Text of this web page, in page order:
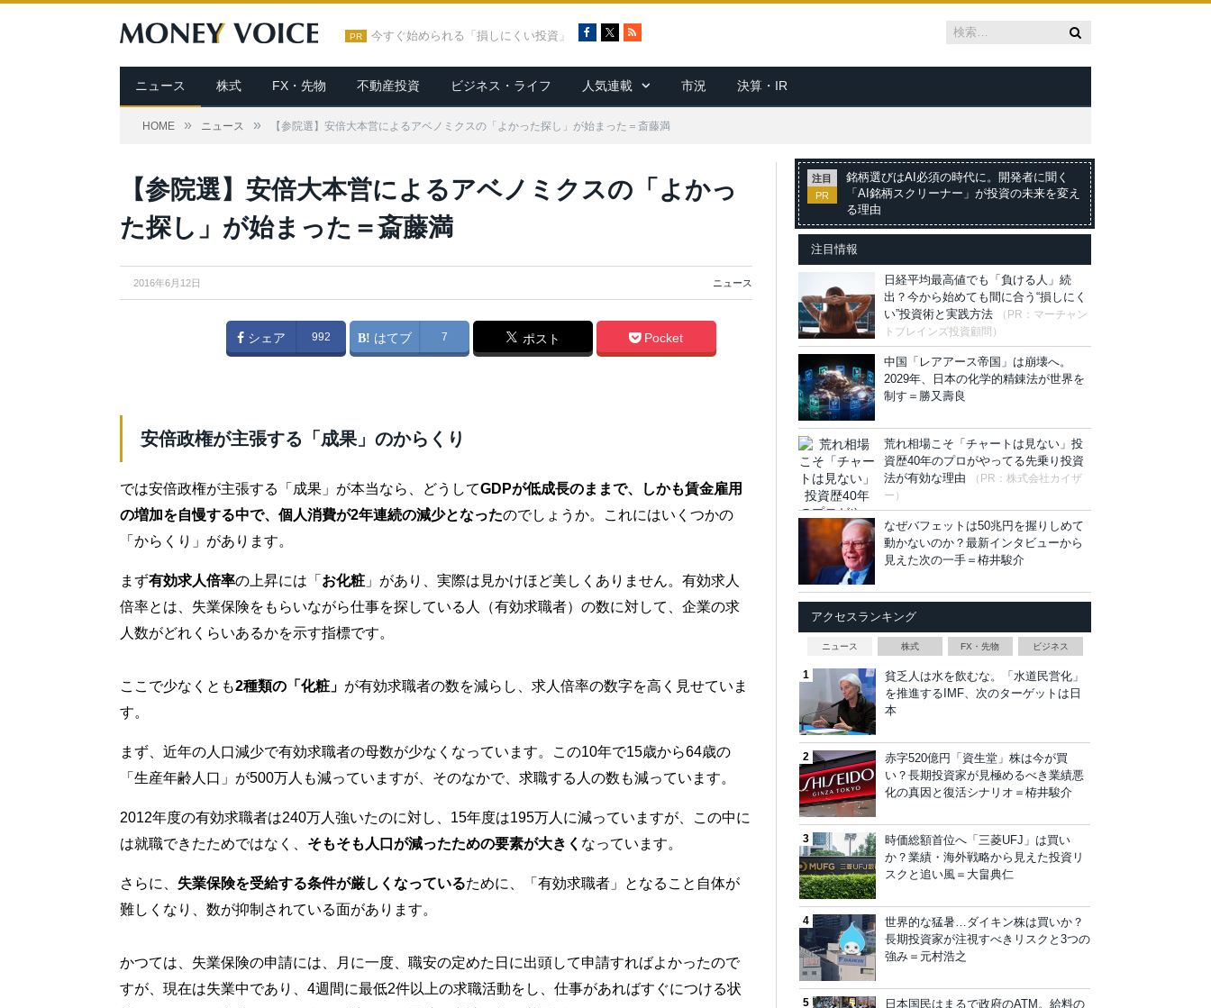
PR 今すぐ始められる「損しにくい投資」
c
e
b
o
R
S
ニュース 株式 FX・先物 不動産投資 ビジネス・ライフ 人気連載 市況 決算・IR
HOME » ニュース » 【参院選】安倍大本営によるアベノミクスの「よかった探し」が始まった＝斎藤満
From首相官邸ホームページ
【参院選】安倍大本営によるアベノミクスの「よかっ
た探し」が始まった＝斎藤満
2016年6月12日 ニュース
シェア 992 はてブ 7 ポスト Pocket
安倍政権が主張する「成果」のからくり
では安倍政権が主張する「成果」が本当なら、どうしてGDPが低成長のままで、しかも賃金雇用
の増加を自慢する中で、個人消費が2年連続の減少となったのでしょうか。これにはいくつかの
「からくり」があります。
まず有効求人倍率の上昇には「 お化粧 」があり、実際は見かけほど美しくありません。有効求人
倍率とは、失業保険をもらいながら仕事を探している人（有効求職者）の数に対して、企業の求
人数がどれくらいあるかを示す指標です。
ここで少なくとも2種類の「化粧」 が有効求職者の数を減らし、求人倍率の数字を高く見せていま
す。
まず、近年の人口減少で有効求職者の母数が少なくなっています。この10年で15歳から64歳の
「生産年齢人口」が500万人も減っていますが、そのなかで、求職する人の数も減っています。
2012年度の有効求職者は240万人強いたのに対し、15年度は195万人に減っていますが、この中に
は就職できたためではなく、 そもそも人口が減ったための要素が大きく なっています。
さらに、 失業保険を受給する条件が厳しくなっているために、「有効求職者」となること自体が
難しくなり、数が抑制されている面があります。
かつては、失業保険の申請には、月に一度、職安の定めた日に出頭して申請すればよかったので
すが、現在は失業中であり、4週間に最低2件以上の求職活動をし、仕事があればすぐにつける状
注目
PR
銘柄選びはAI必須の時代に。開発者に聞く
「AI銘柄スクリーナー」が投資の未来を変え
る理由
注目情報
日経平均最高値でも「負ける人」続
出？今から始めても間に合う“損しにく
い”投資術と実践方法
（PR：マーチャン
トブレインズ投資顧問）
中国「レアアース帝国」は崩壊へ。
2029年、日本の化学的精錬法が世界を
制す＝勝又壽良
荒れ相場こそ「チャートは見ない」投
資歴40年のプロがやってる先乗り投資
法が有効な理由
（PR：株式会社カイザ
ー）
なぜバフェットは50兆円を握りしめて
動かないのか？最新インタビューから
見えた次の一手＝栫井駿介
アクセスランキング
ニュース 株式 FX・先物 ビジネス
貧乏人は水を飲むな。「水道民営化」
を推進するIMF、次のターゲットは日
本
赤字520億円「資生堂」株は今が買
い？長期投資家が見極めるべき業績悪
化の真因と復活シナリオ＝栫井駿介
時価総額首位へ「三菱UFJ」は買い
か？業績・海外戦略から見えた投資リ
スクと追い風＝大畠典仁
世界的な猛暑…ダイキン株は買いか？
長期投資家が注視すべきリスクと3つの
強み＝元村浩之
日本国民はまるで政府のATM。給料の